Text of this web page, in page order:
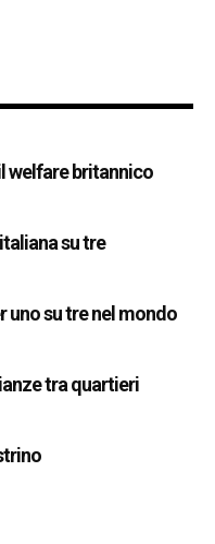
welfare britannico
su tre
uno su tre nel mondo
tra quartieri